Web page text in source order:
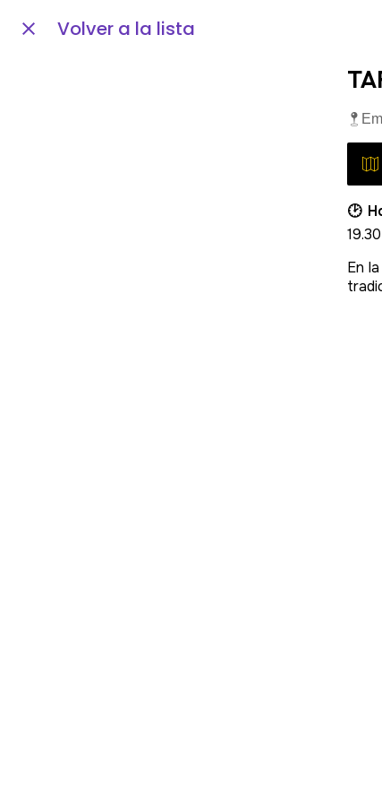
Volver a la lista
🕑
En